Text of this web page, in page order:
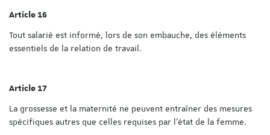
Article 16
Tout salarié est informé, lors de son embauche, des éléments
essentiels de la relation de travail.
Article 17
La grossesse et la maternité ne peuvent entraîner des mesures
spécifiques autres que celles requises par l'état de la femme.